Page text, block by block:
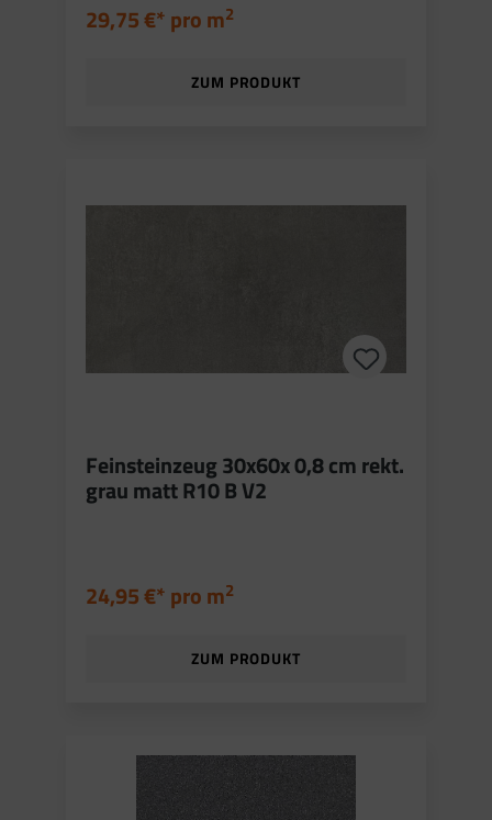
29,75 €* pro m2
ZUM PRODUKT
Feinsteinzeug 30x60x 0,8 cm rekt.
grau matt R10 B V2
24,95 €* pro m2
ZUM PRODUKT